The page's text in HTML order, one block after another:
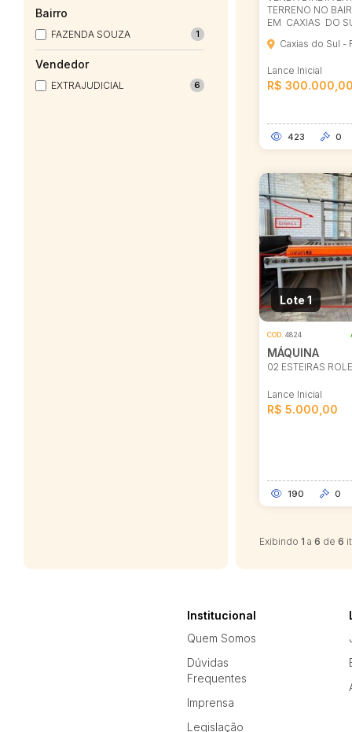
Bairro
FAZENDA SOUZA 1
Vendedor
EXTRAJUDICIAL 6
TERRENO NO
EM CAXIAS DO
Caxias do Sul -
Lance Inicial
R$ 300.000,00
423 0
Lote 1
COD. 4824
MÁQUINA
02 ESTEIRAS
Lance Inicial
R$ 5.000,00
190 0
Exibindo 1 a 6 de 6
Institucional
Quem Somos
Dúvidas
Frequentes
Imprensa
Legislação